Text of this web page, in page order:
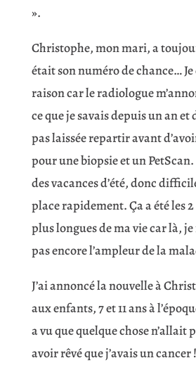
».
Christophe, mon mari, a
était son numéro de chance…
raison car le radiologue
ce que je savais depuis un an et
pas laissée repartir avant
pour une biopsie et un
des vacances d’été, donc
place rapidement. Ça a été les
plus longues de ma vie car là,
pas encore l’ampleur de la
J’ai annoncé la nouvelle à
aux enfants, 7 et 11 ans à
a vu que quelque chose n’allait
avoir rêvé que j’avais un